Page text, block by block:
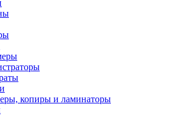
копиры и ламинаторы